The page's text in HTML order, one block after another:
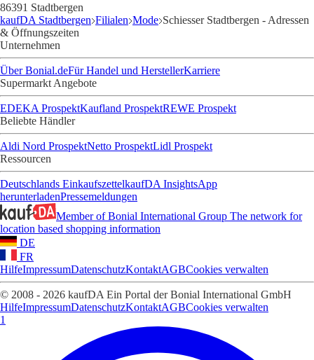
86391 Stadtbergen
kaufDA Stadtbergen Filialen Mode Schiesser Stadtbergen - Adressen
& Öffnungszeiten
Unternehmen
Über Bonial.deFür Handel und HerstellerKarriere
Supermarkt Angebote
EDEKA ProspektKaufland ProspektREWE Prospekt
Beliebte Händler
Aldi Nord ProspektNetto ProspektLidl Prospekt
Ressourcen
Deutschlands EinkaufszettelkaufDA InsightsApp
herunterladenPressemeldungen
Member of Bonial International Group The network for
location based shopping information
DE
FR
HilfeImpressumDatenschutzKontaktAGBCookies verwalten
© 2008 - 2026 kaufDA Ein Portal der Bonial International GmbH
HilfeImpressumDatenschutzKontaktAGBCookies verwalten
1